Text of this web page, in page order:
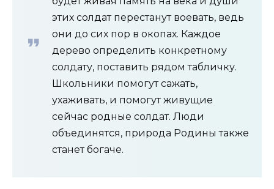
этих солдат перестанут воевать, ведь
они до сих пор в окопах. Каждое
дерево определить конкретному
солдату, поставить рядом табличку.
Школьники помогут сажать,
ухаживать, и помогут живущие
сейчас родные солдат. Люди
объединятся, природа Родины также
станет богаче.